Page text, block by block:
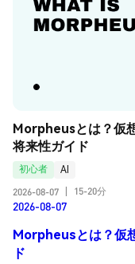
Morpheusとは？仮
将来性ガイド
初心者
AI
2026-08-07
15-20分
2026-08-07
Morpheusとは？仮
ド